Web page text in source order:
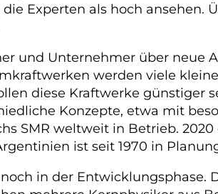
Experten als hoch
und Unternehmer über neue
werden viele
diese Kraftwerke günstiger
Konzepte, etwa mit
SMR weltweit in Betrieb.
ist seit 1970 in
in der